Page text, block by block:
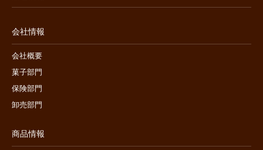
会社情報
会社概要
菓子部門
保険部門
卸売部門
商品情報